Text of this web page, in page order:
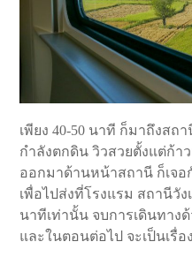
เพียง 40-50 นาที ก็มาถึงสถ
กำลังตกดิน วิวสวยตั้งแต่ก้า
ออกมาด้านหน้าสถานี ก็เจอ
เพื่อไปส่งที่โรงแรม สถานีวัง
นาทีเท่านั้น จบการเดินทาง
และในตอนต่อไป จะเป็นเรื่อ